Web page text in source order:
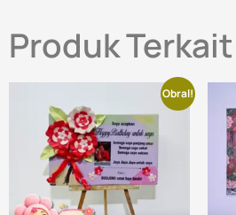
Produk Terkait
Obral!